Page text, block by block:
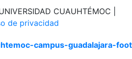
CUAUHTÉMOC |
de privacidad